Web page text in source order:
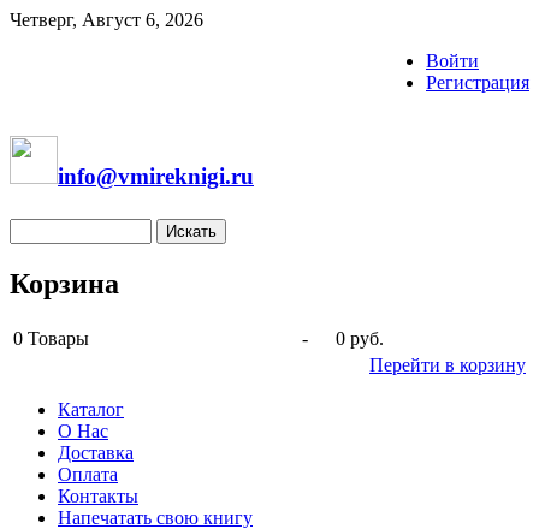
Четверг, Август 6, 2026
Войти
Регистрация
info@vmireknigi.ru
Корзина
0 Товары -
0 руб.
Перейти в корзину
Каталог
О Нас
Доставка
Оплата
Контакты
Напечатать свою книгу